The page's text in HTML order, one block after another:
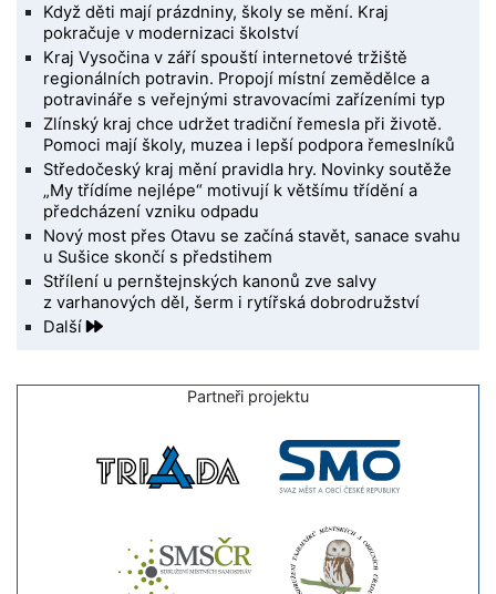
Když děti mají prázdniny, školy se mění. Kraj
pokračuje v modernizaci školství
Kraj Vysočina v září spouští internetové tržiště
regionálních potravin. Propojí místní zemědělce a
potravináře s veřejnými stravovacími zařízeními typ
Zlínský kraj chce udržet tradiční řemesla při životě.
Pomoci mají školy, muzea i lepší podpora řemeslníků
Středočeský kraj mění pravidla hry. Novinky soutěže
„My třídíme nejlépe“ motivují k většímu třídění a
předcházení vzniku odpadu
Nový most přes Otavu se začíná stavět, sanace svahu
u Sušice skončí s předstihem
Střílení u pernštejnských kanonů zve salvy
z varhanových děl, šerm i rytířská dobrodružství
Další
Partneři projektu